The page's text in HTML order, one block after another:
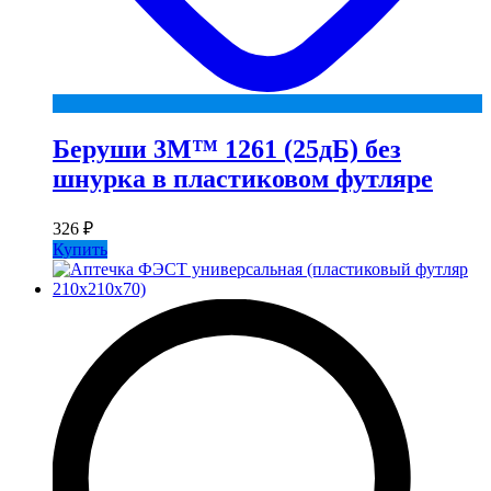
Беруши 3М™ 1261 (25дБ) без
шнурка в пластиковом футляре
326 ₽
Купить